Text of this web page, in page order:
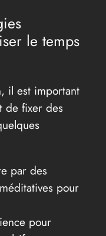
le temps
il est important
de fixer des
par des
pour
pour